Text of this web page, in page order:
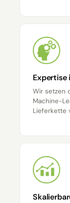
Expertise
Wir setzen
Machine-
Lieferkette